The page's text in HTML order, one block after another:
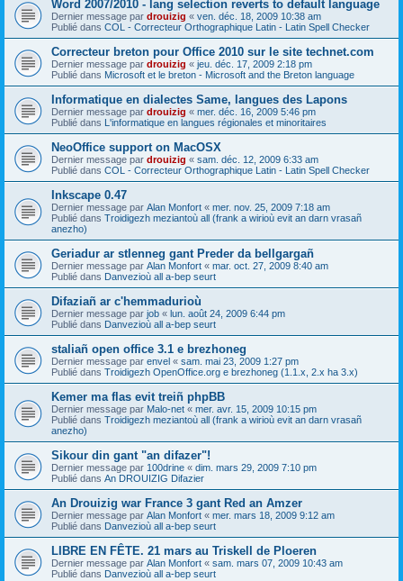
Word 2007/2010 - lang selection reverts to default language
Dernier message par drouizig « ven. déc. 18, 2009 10:38 am
Publié dans COL - Correcteur Orthographique Latin - Latin Spell Checker
Correcteur breton pour Office 2010 sur le site technet.com
Dernier message par drouizig « jeu. déc. 17, 2009 2:18 pm
Publié dans Microsoft et le breton - Microsoft and the Breton language
Informatique en dialectes Same, langues des Lapons
Dernier message par drouizig « mer. déc. 16, 2009 5:46 pm
Publié dans L'informatique en langues régionales et minoritaires
NeoOffice support on MacOSX
Dernier message par drouizig « sam. déc. 12, 2009 6:33 am
Publié dans COL - Correcteur Orthographique Latin - Latin Spell Checker
Inkscape 0.47
Dernier message par Alan Monfort « mer. nov. 25, 2009 7:18 am
Publié dans Troidigezh meziantoù all (frank a wirioù evit an darn vrasañ
anezho)
Geriadur ar stlenneg gant Preder da bellgargañ
Dernier message par Alan Monfort « mar. oct. 27, 2009 8:40 am
Publié dans Danvezioù all a-bep seurt
Difaziañ ar c'hemmadurioù
Dernier message par job « lun. août 24, 2009 6:44 pm
Publié dans Danvezioù all a-bep seurt
staliañ open office 3.1 e brezhoneg
Dernier message par envel « sam. mai 23, 2009 1:27 pm
Publié dans Troidigezh OpenOffice.org e brezhoneg (1.1.x, 2.x ha 3.x)
Kemer ma flas evit treiñ phpBB
Dernier message par Malo-net « mer. avr. 15, 2009 10:15 pm
Publié dans Troidigezh meziantoù all (frank a wirioù evit an darn vrasañ
anezho)
Sikour din gant "an difazer"!
Dernier message par 100drine « dim. mars 29, 2009 7:10 pm
Publié dans An DROUIZIG Difazier
An Drouizig war France 3 gant Red an Amzer
Dernier message par Alan Monfort « mer. mars 18, 2009 9:12 am
Publié dans Danvezioù all a-bep seurt
LIBRE EN FÊTE. 21 mars au Triskell de Ploeren
Dernier message par Alan Monfort « sam. mars 07, 2009 10:43 am
Publié dans Danvezioù all a-bep seurt